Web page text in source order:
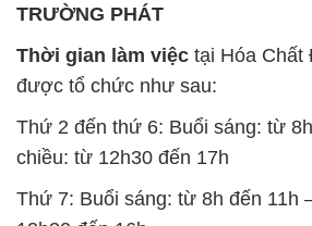
chiều: từ 12h30 đến 17h
Thứ 7: Buổi sáng: từ 8h đến 11h
12h30 đến 16h
Chủ nhật: Nghỉ chủ nhật hàng
thủ giờ làm việc để đảm bảo sự